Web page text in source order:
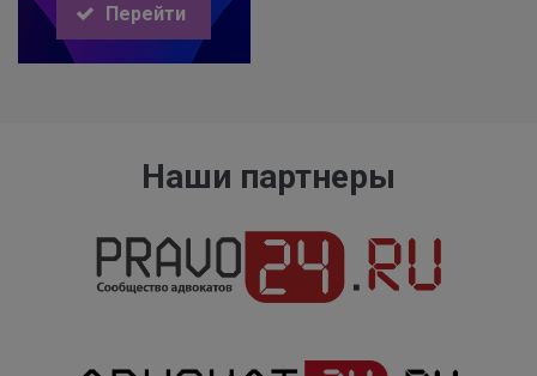
Перейти
Наши партнеры